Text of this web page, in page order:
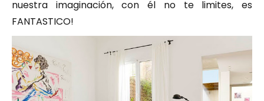
nuestra imaginación, con él no te limites, es
FANTASTICO!